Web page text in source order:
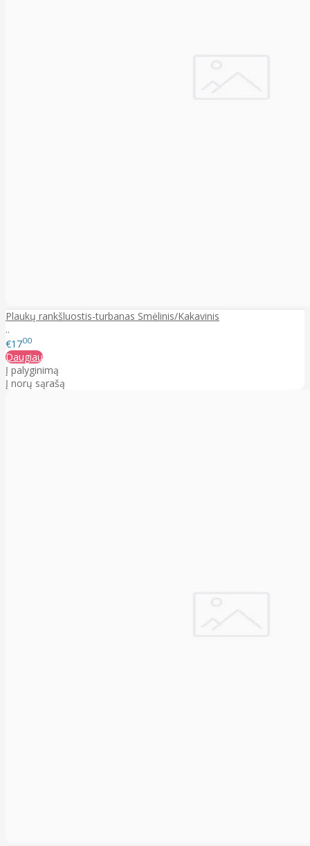
Plaukų rankšluostis-turbanas Smėlinis/Kakavinis
..
€1700
Daugiau
Į palyginimą
Į norų sąrašą